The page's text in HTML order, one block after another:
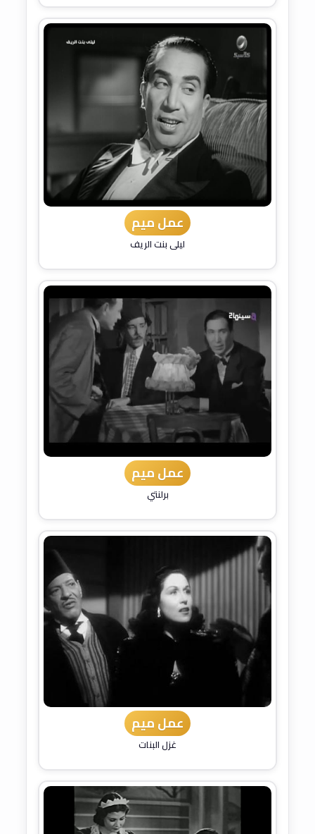
عمل ميم
ليلى بنت الريف
عمل ميم
برلنتي
عمل ميم
غزل البنات